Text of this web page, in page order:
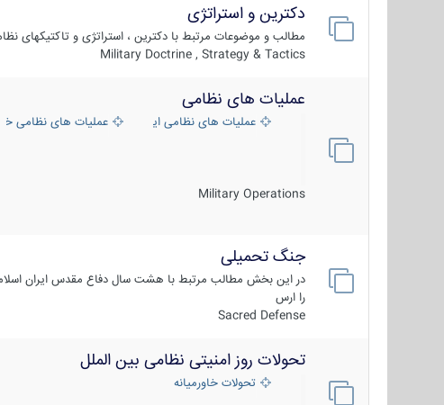
دکترین و استراتژی
مطالب و موضوعات مرتبط با دکترین ، استراتژی و تاکتیکهای
Military Doctrine , Strategy & Tactics
عملیات های نظامی
عملیات های نظامی ایران عملیات های نظامی
Military Operations
جنگ تحمیلی
در این بخش مطالب مرتبط با هشت سال دفاع مقدس ایران
را ارس
Sacred Defense
تحولات روز امنیتی نظامی بین الملل
تحولات خاورمیانه